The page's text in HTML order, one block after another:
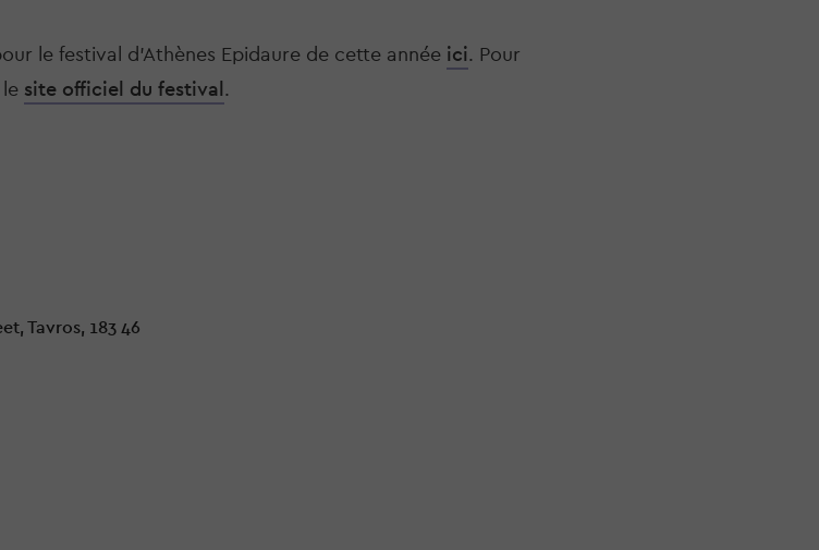
le festival d'Athènes Epidaure de cette année ici. Pour
site officiel du festival.
Tavros, 183 46